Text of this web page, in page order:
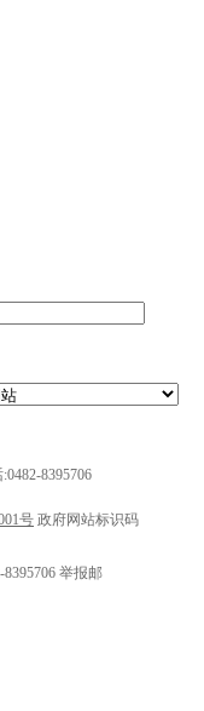
8395706
号 政府网站标识码
举报邮